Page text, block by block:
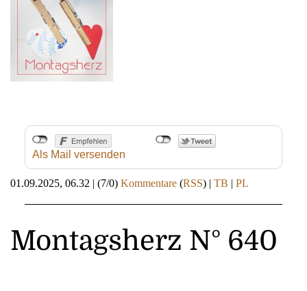
Als Mail versenden
01.09.2025, 06.32 | (7/0) Kommentare (RSS) | TB | PL
Montagsherz N° 640